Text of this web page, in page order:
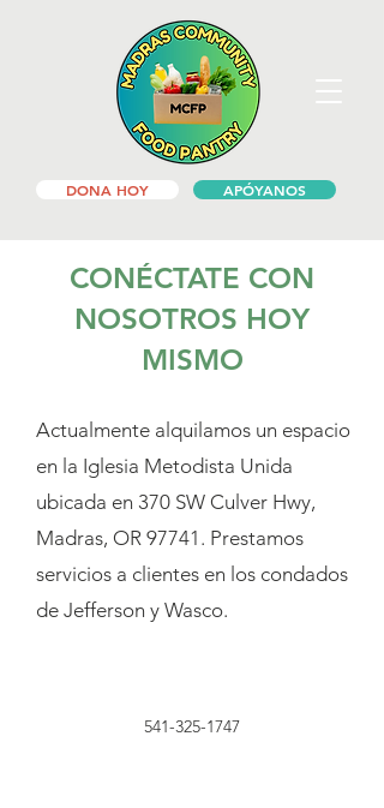
APÓYANOS
DONA HOY
CONÉCTATE CON
NOSOTROS HOY
MISMO
Actualmente alquilamos un espacio
en la Iglesia Metodista Unida
ubicada en 370 SW Culver Hwy,
Madras, OR 97741. Prestamos
servicios a clientes en los condados
de Jefferson y Wasco.
541-325-1747